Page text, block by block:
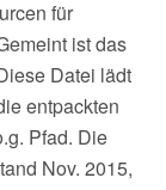
für
ist das
Datei lädt
entpackten
Pfad. Die
Nov. 2015,